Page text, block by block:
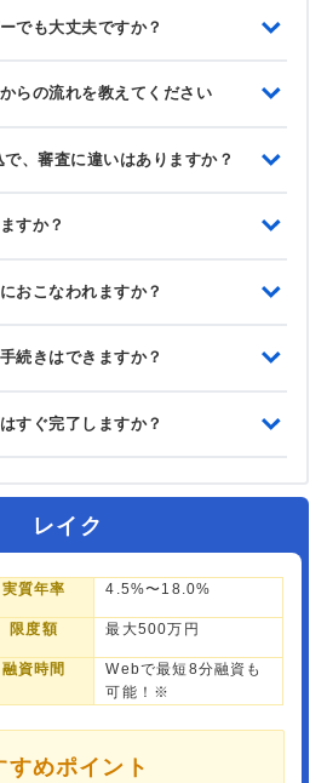
でも大丈夫ですか？
らの流れを教えてください
、審査に違いはありますか？
すか？
おこなわれますか？
続きはできますか？
すぐ完了しますか？
レイク
実質年率 4.5%〜18.0%
限度額 最大500万円
融資時間
Webで最短8分融資も
可能！※
すめポイント